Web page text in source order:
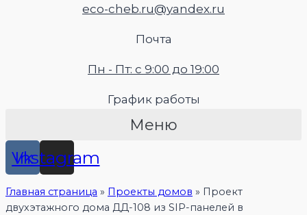
eco-cheb.ru@yandex.ru
Почта
Пн - Пт: с 9:00 до 19:00
График работы
Меню
Vk
Instagram
Главная страница » Проекты домов » Проект
двухэтажного дома ДД-108 из SIP-панелей в